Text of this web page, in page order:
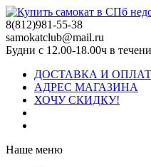
8(812)981-55-38
samokatclub@mail.ru
Будни с 12.00-18.00ч в
ДОСТАВКА И
АДРЕС МАГАЗИНА
ХОЧУ СКИДКУ!
Наше меню